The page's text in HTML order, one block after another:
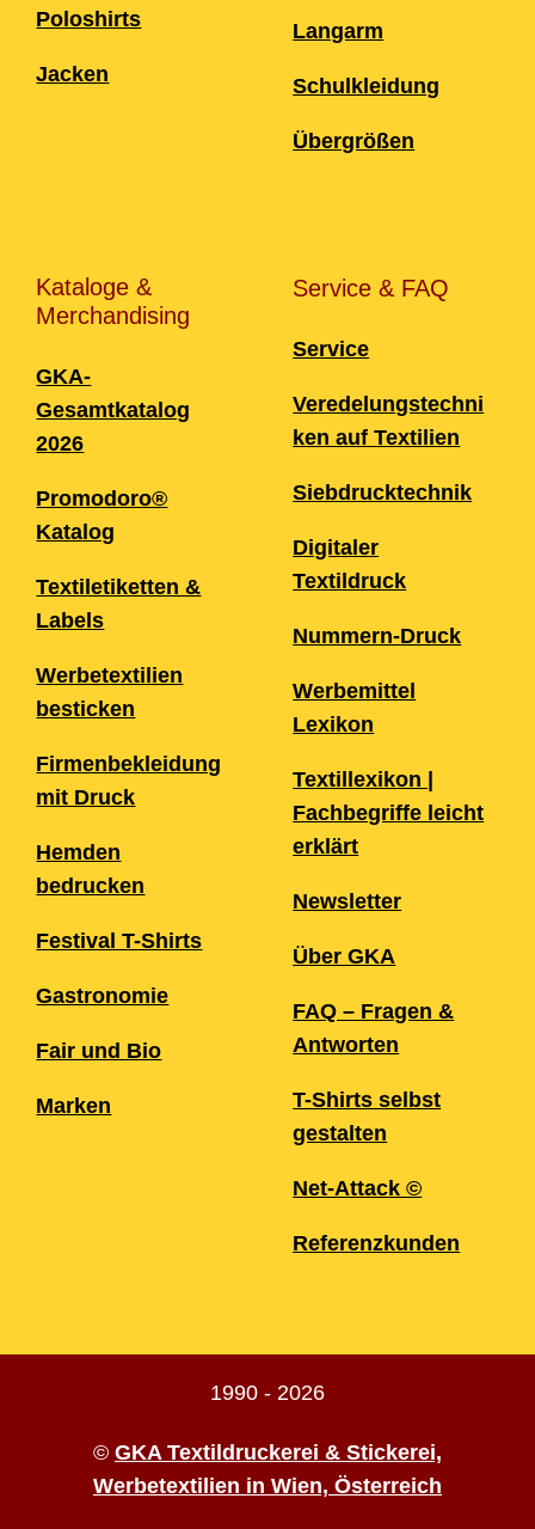
Poloshirts
Jacken
Langarm
Schulkleidung
Übergrößen
Kataloge &
Merchandising
GKA-
Gesamtkatalog
2026
Promodoro®
Katalog
Textiletiketten &
Labels
Werbetextilien
besticken
Firmenbekleidung
mit Druck
Hemden
bedrucken
Festival T-Shirts
Gastronomie
Fair und Bio
Marken
Service & FAQ
Service
Veredelungstechni
ken auf Textilien
Siebdrucktechnik
Digitaler
Textildruck
Nummern-Druck
Werbemittel
Lexikon
Textillexikon |
Fachbegriffe leicht
erklärt
Newsletter
Über GKA
FAQ – Fragen &
Antworten
T-Shirts selbst
gestalten
Net-Attack ©
Referenzkunden
1990 - 2026
© GKA Textildruckerei & Stickerei,
Werbetextilien in Wien, Österreich